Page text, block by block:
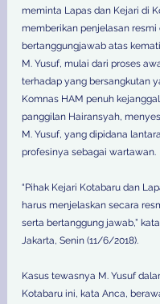
meminta Lapas dan Kejari di
memberikan penjelasan resmi
bertanggungjawab atas
M. Yusuf, mulai dari proses
terhadap yang bersangkutan
Komnas HAM penuh
panggilan Hairansyah,
M. Yusuf, yang dipidana
profesinya sebagai wartawan.
“Pihak Kejari Kotabaru dan
harus menjelaskan secara
serta bertanggung jawab,”
Jakarta, Senin (11/6/2018).
Kasus tewasnya M. Yusuf
Kotabaru ini, kata Anca,